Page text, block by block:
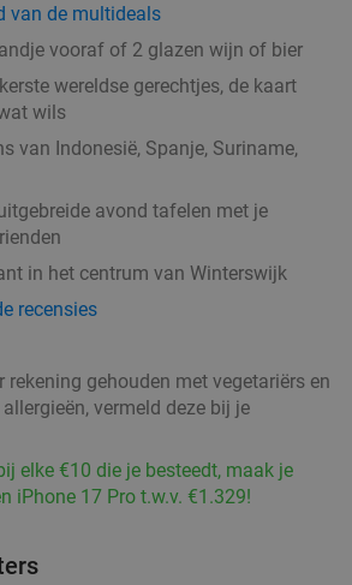
van de multideals
vooraf of 2 glazen wijn of bier
wereldse gerechtjes, de kaart
wils
van Indonesië, Spanje, Suriname,
avond tafelen met je
in het centrum van Winterswijk
recensies
rekening gehouden met vegetariërs en
vermeld deze bij je
elke €10 die je besteedt, maak je
iPhone 17 Pro t.w.v. €1.329!